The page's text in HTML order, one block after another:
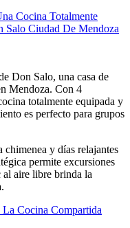
Don Salo, una casa de
Mendoza. Con 4
totalmente equipada y
es perfecto para grupos
chimenea y días relajantes
permite excursiones
al aire libre brinda la